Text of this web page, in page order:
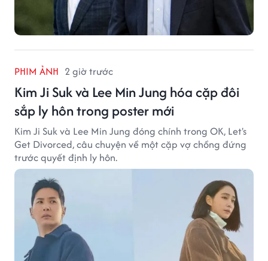
PHIM ẢNH 2 giờ trước
Kim Ji Suk và Lee Min Jung hóa cặp đôi
sắp ly hôn trong poster mới
Kim Ji Suk và Lee Min Jung đóng chính trong OK, Let's
Get Divorced, câu chuyện về một cặp vợ chồng đứng
trước quyết định ly hôn.